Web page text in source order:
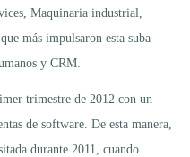
Maquinaria industrial,
más impulsaron esta suba
y CRM.
trimestre de 2012 con un
de software. De esta manera,
durante 2011, cuando